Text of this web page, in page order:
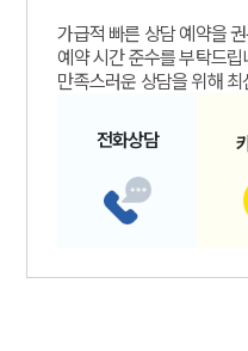
가급적 빠른 상담 예약을
예약 시간 준수를 부탁드립
만족스러운 상담을 위해
전화상담